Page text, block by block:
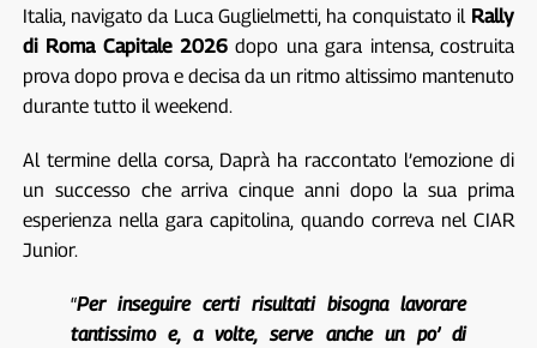
Italia, navigato da Luca Guglielmetti, ha conquistato il Rally
di Roma Capitale 2026 dopo una gara intensa, costruita
prova dopo prova e decisa da un ritmo altissimo mantenuto
durante tutto il weekend.
Al termine della corsa, Daprà ha raccontato l’emozione di
un successo che arriva cinque anni dopo la sua prima
esperienza nella gara capitolina, quando correva nel CIAR
Junior.
“Per inseguire certi risultati bisogna lavorare
tantissimo e, a volte, serve anche un po’ di